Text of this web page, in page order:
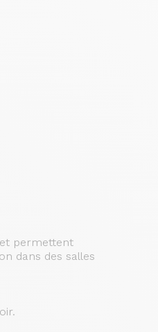
permettent
dans des salles